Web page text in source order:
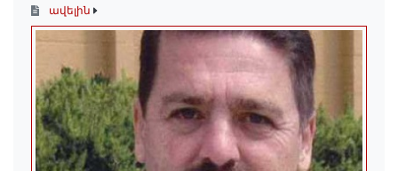
ավելին